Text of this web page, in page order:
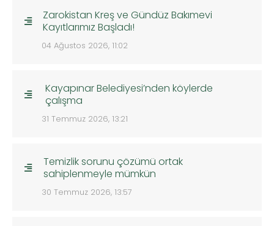
Zarokistan Kreş ve Gündüz Bakımevi
Kayıtlarımız Başladı!
04 Ağustos 2026, 11:02
Kayapınar Belediyesi’nden köylerde
çalışma
31 Temmuz 2026, 13:21
Temizlik sorunu çözümü ortak
sahiplenmeyle mümkün
30 Temmuz 2026, 13:57